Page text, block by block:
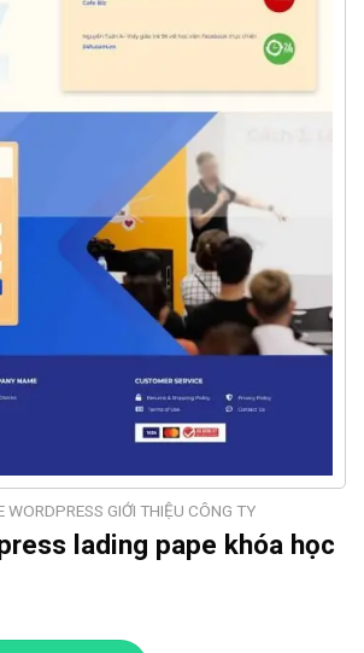
WORDPRESS GIỚI THIỆU CÔNG TY
lading pape khóa học